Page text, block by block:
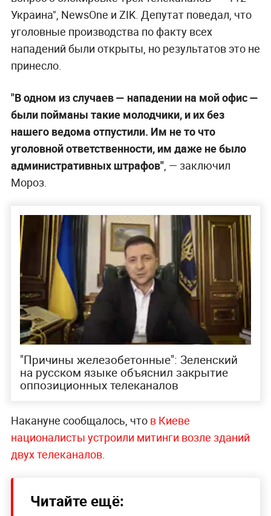
Украина", NewsOne и ZIK. Депутат поведал, что
уголовные производства по факту всех
нападений были открыты, но результатов это не
принесло.
"В одном из случаев — нападении на мой офис —
были пойманы такие молодчики, и их без
нашего ведома отпустили. Им не то что
уголовной ответственности, им даже не было
административных штрафов", — заключил
Мороз.
"Причины железобетонные": Зеленский
на русском языке объяснил закрытие
оппозиционных телеканалов
Накануне сообщалось, что в Киеве
националисты устроили митинги возле зданий
двух телеканалов.
Читайте ещё: